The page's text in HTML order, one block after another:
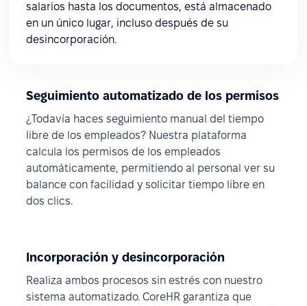
salarios hasta los documentos, está almacenado
en un único lugar, incluso después de su
desincorporación.
Seguimiento automatizado de los permisos
¿Todavía haces seguimiento manual del tiempo
libre de los empleados? Nuestra plataforma
calcula los permisos de los empleados
automáticamente, permitiendo al personal ver su
balance con facilidad y solicitar tiempo libre en
dos clics.
Incorporación y desincorporación
Realiza ambos procesos sin estrés con nuestro
sistema automatizado. CoreHR garantiza que